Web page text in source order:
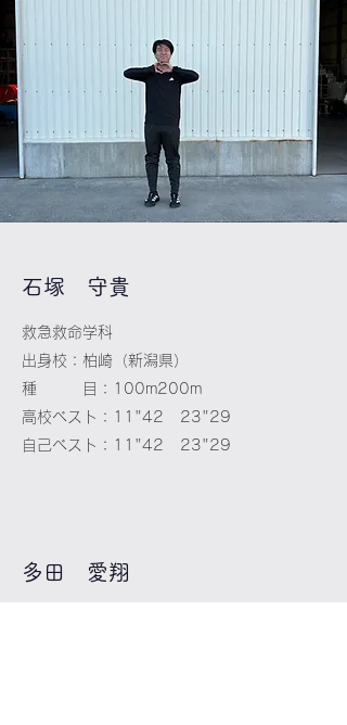
​石塚 守貴
救急救命学科
出身校：柏崎（新潟県）
種 目：100m200m
高校ベスト：11"42 23"29
自己ベスト：11"42 23"29
​​多田 愛翔